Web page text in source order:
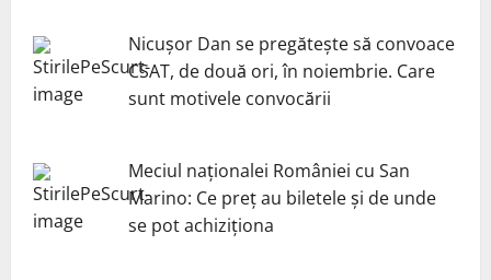
Nicuşor Dan se pregăteşte să convoace
CSAT, de două ori, în noiembrie. Care
sunt motivele convocării
Meciul naționalei României cu San
Marino: Ce preț au biletele și de unde
se pot achiziționa